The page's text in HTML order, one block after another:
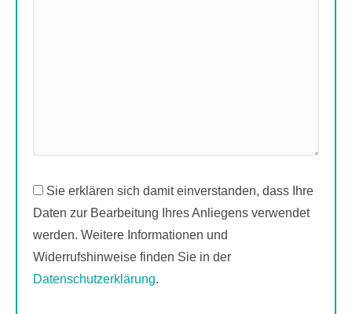
Sie erklären sich damit einverstanden, dass Ihre
Daten zur Bearbeitung Ihres Anliegens verwendet
werden. Weitere Informationen und
Widerrufshinweise finden Sie in der
Datenschutzerklärung.